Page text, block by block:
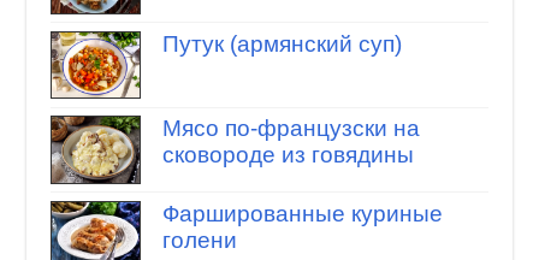
Путук (армянский суп)
Мясо по-французски на
сковороде из говядины
Фаршированные куриные
голени